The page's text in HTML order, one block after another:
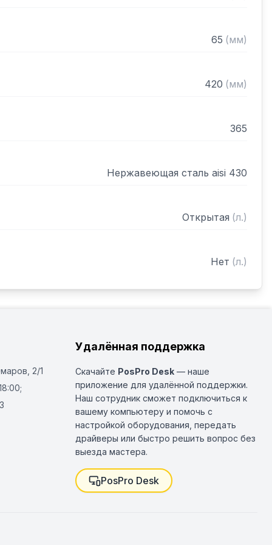
65 (мм)
420 (мм)
365
Нержавеющая сталь aisi 430
Открытая (л.)
Нет (л.)
2/1
Удалённая поддержка
Скачайте PosPro Desk — наше
приложение для удалённой поддержки.
Наш сотрудник сможет подключиться к
вашему компьютеру и помочь с
настройкой оборудования, передать
драйверы или быстро решить вопрос без
выезда мастера.
PosPro Desk